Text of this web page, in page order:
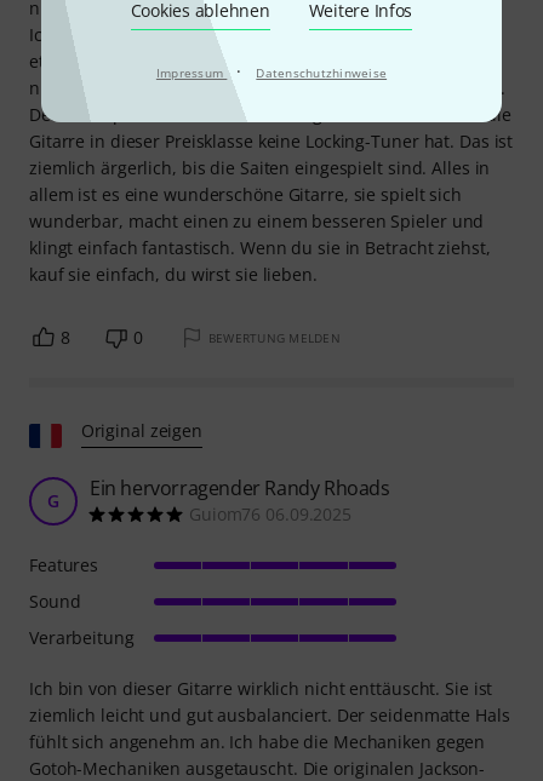
Cookies ablehnen Weitere Infos
Impressum · Datenschutzhinweise
nicht perfekt für den Zugriff auf die 21. und 22. Bünde ist.
Ich bin kein Fan des Tonabnehmer-Wahlschalters. Er wirkt
etwas wackelig und kann das Niveau der restlichen Gitarre
nicht erreichen. Die Blade-Schalter gefallen mir viel besser.
Der Minuspunkt bei der Ausstattung kommt daher, dass die
Gitarre in dieser Preisklasse keine Locking-Tuner hat. Das ist
ziemlich ärgerlich, bis die Saiten eingespielt sind. Alles in
allem ist es eine wunderschöne Gitarre, sie spielt sich
wunderbar, macht einen zu einem besseren Spieler und
klingt einfach fantastisch. Wenn du sie in Betracht ziehst,
kauf sie einfach, du wirst sie lieben.
8 0 BEWERTUNG MELDEN
Original zeigen
G Ein hervorragender Randy Rhoads
Guiom76 06.09.2025
Ich bin von dieser Gitarre wirklich nicht enttäuscht. Sie ist
ziemlich leicht und gut ausbalanciert. Der seidenmatte Hals
fühlt sich angenehm an. Ich habe die Mechaniken gegen
Gotoh-Mechaniken ausgetauscht. Die originalen Jackson-
Features
Sound
Verarbeitung